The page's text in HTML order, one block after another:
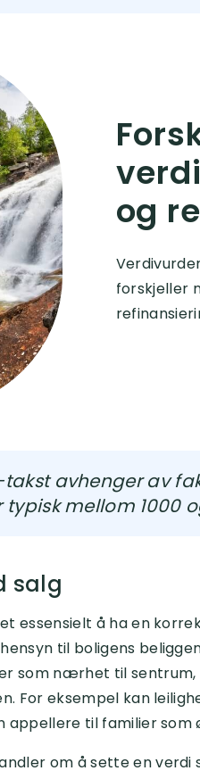
og
forskjeller
avhenger av
mellom 1000
salg
essensielt å ha en
til boligens
som nærhet til
For eksempel kan
appellere til familier
om å sette en